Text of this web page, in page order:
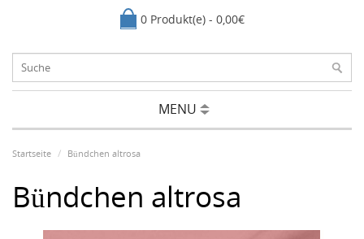
0 Produkt(e) - 0,00€
MENU
Startseite Bündchen altrosa
Bündchen altrosa